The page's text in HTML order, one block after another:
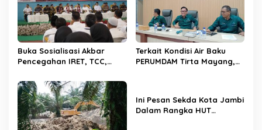
Buka Sosialisasi Akbar
Pencegahan IRET, TCC,
Narkoba di Bungo,
Gubernur Al Haris: “Kalau
anak-anakku bisa jaga diri,
60% masa depan sudah
ada di tangan”
Terkait Kondisi Air Baku
PERUMDAM Tirta Mayang,
Ini Pesan Sekda Kota Jambi
Dalam Rangka HUT